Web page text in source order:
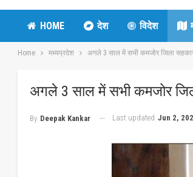
HOME देश विदेश
Home मध्यप्रदेश अगले 3 साल में सभी कमजोर जिला
अगले 3 साल में सभी कमजोर
By Deepak Kankar Last updated Jun 2,